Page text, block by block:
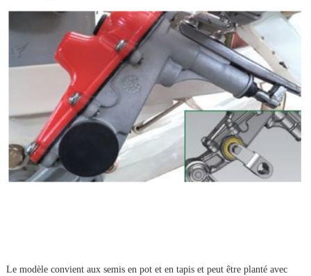
Le modèle convient aux semis en pot et en tapis et peut être planté avec